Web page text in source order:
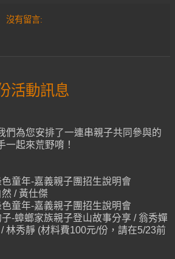
沒有留言:
活動訊息
們為您安排了一連串親子共同參與的
一起來荒野唷！
童年-嘉義親子團招生說明會
/ 黃仕傑
童年-嘉義親子團招生說明會
-蟑螂家族親子登山故事分享 / 翁秀嬋
林秀靜 (材料費100元/份，請在5/23前